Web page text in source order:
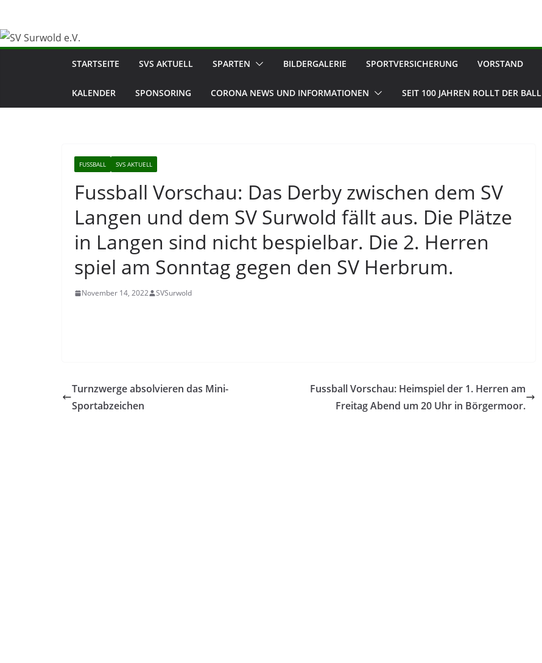
springen
STARTSEITE SVS AKTUELL SPARTEN BILDERGALERIE SPORTVERSICHERUNG VORSTAND
KALENDER SPONSORING CORONA NEWS UND INFORMATIONEN SEIT 100 JAHREN ROLLT DER BALL
FUSSBALL SVS AKTUELL
Fussball Vorschau: Das Derby zwischen dem SV
Langen und dem SV Surwold fällt aus. Die Plätze
in Langen sind nicht bespielbar. Die 2. Herren
spiel am Sonntag gegen den SV Herbrum.
November 14, 2022 SVSurwold
Turnzwerge absolvieren das Mini-
Sportabzeichen
Fussball Vorschau: Heimspiel der 1. Herren am
Freitag Abend um 20 Uhr in Börgermoor.